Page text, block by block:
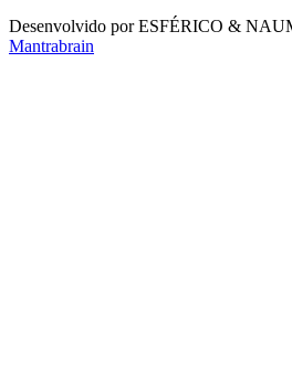
Desenvolvido por ESFÉRICO &
Mantrabrain